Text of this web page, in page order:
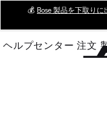
Main
💰 Bose 製品を下取り
ヘルプセンター 注文